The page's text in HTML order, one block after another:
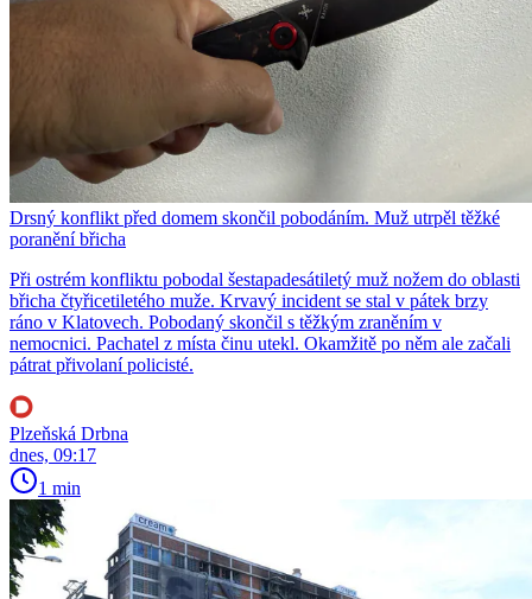
Drsný konflikt před domem skončil pobodáním. Muž utrpěl těžké
poranění břicha
Při ostrém konfliktu pobodal šestapadesátiletý muž nožem do oblasti
břicha čtyřicetiletého muže. Krvavý incident se stal v pátek brzy
ráno v Klatovech. Pobodaný skončil s těžkým zraněním v
nemocnici. Pachatel z místa činu utekl. Okamžitě po něm ale začali
pátrat přivolaní policisté.
Plzeňská Drbna
dnes, 09:17
1 min